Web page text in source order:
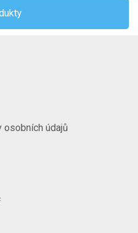
osobních údajů